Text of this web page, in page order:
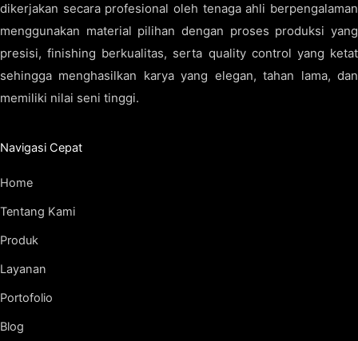
dikerjakan secara profesional oleh tenaga ahli berpengalaman
menggunakan material pilihan dengan proses produksi yang
presisi, finishing berkualitas, serta quality control yang ketat
sehingga menghasilkan karya yang elegan, tahan lama, dan
memiliki nilai seni tinggi.
Navigasi Cepat
Home
Tentang Kami
Produk
Layanan
Portofolio
Blog